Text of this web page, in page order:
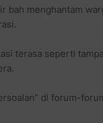
bah menghantam
terasa seperti
di forum-